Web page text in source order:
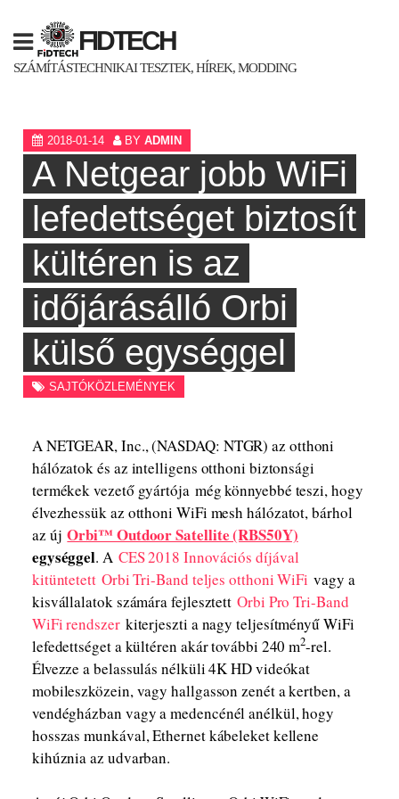
content
FIDTECH
SZÁMÍTÁSTECHNIKAI TESZTEK, HÍREK, MODDING
2018-01-14 BY ADMIN
A Netgear jobb WiFi
lefedettséget biztosít
kültéren is az
időjárásálló Orbi
külső egységgel
SAJTÓKÖZLEMÉNYEK
A NETGEAR, Inc., (NASDAQ: NTGR) az otthoni
hálózatok és az intelligens otthoni biztonsági
termékek vezető gyártója még könnyebbé teszi, hogy
élvezhessük az otthoni WiFi mesh hálózatot, bárhol
az újOrbi™ Outdoor Satellite (RBS50Y)
egységgel. A CES 2018 Innovációs díjával
kitüntetett Orbi Tri-Band teljes otthoni WiFi vagy a
kisvállalatok számára fejlesztettOrbi Pro Tri-Band
WiFi rendszerkiterjeszti a nagy teljesítményű WiFi
lefedettséget a kültéren akár további 240 m2-rel.
Élvezze a belassulás nélküli 4K HD videókat
mobileszközein, vagy hallgasson zenét a kertben, a
vendégházban vagy a medencénél anélkül, hogy
hosszas munkával, Ethernet kábeleket kellene
kihúznia az udvarban.